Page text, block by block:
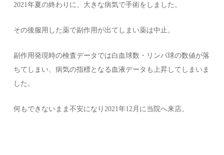
2021年夏の終わりに、大きな病気で手術をしました。
その後服用した薬で副作用が出てしまい薬は中止。
副作用発現時の検査データでは白血球数・リンパ球の数値が落
ちてしまい、病気の指標となる血液データも上昇してしまいま
した。
何もできないまま不安になり2021年12月に当院へ来店。